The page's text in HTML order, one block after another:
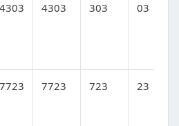
4303 303 03
7723 723 23